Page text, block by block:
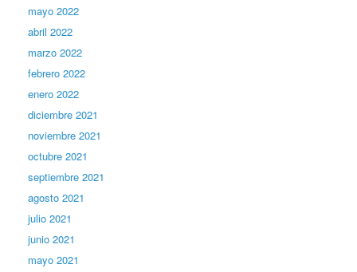
mayo 2022
abril 2022
marzo 2022
febrero 2022
enero 2022
diciembre 2021
noviembre 2021
octubre 2021
septiembre 2021
agosto 2021
julio 2021
junio 2021
mayo 2021